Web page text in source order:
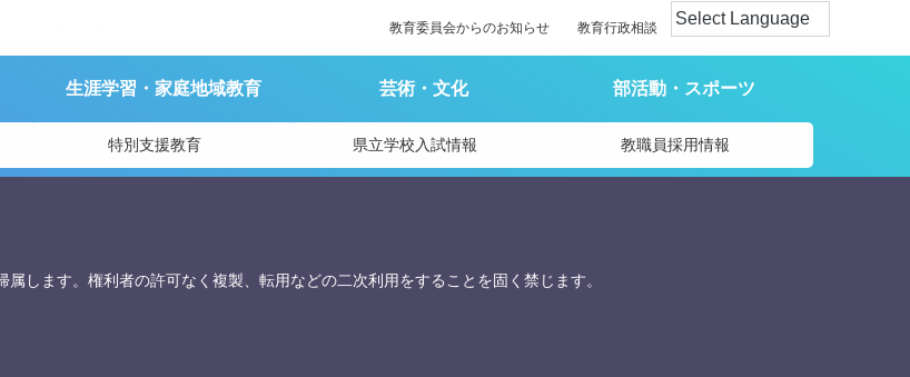
教育委員会からのお知らせ 教育行政相談
生涯学習・家庭地域教育 芸術・文化 部活動・スポーツ
特別支援教育 県立学校入試情報 教職員採用情報
点校に採択されました
します。権利者の許可なく複製、転用などの二次利用をすることを固く禁じます。